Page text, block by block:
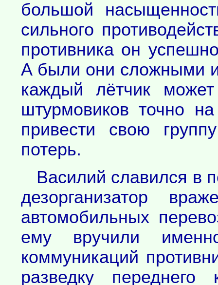
большой
сильного
противника он
А были они сложными
каждый лётчик
штурмовиков точно
привести свою
потерь.
Василий славился в
дезорганизатор
автомобильных
ему вручили
коммуникаций
разведку переднего